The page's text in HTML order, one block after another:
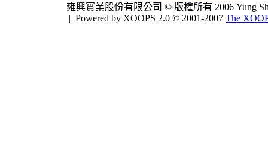
雍興實業股份有限公司 © 版權所有 2006 Yung
| Powered by XOOPS 2.0 © 2001-2007 The